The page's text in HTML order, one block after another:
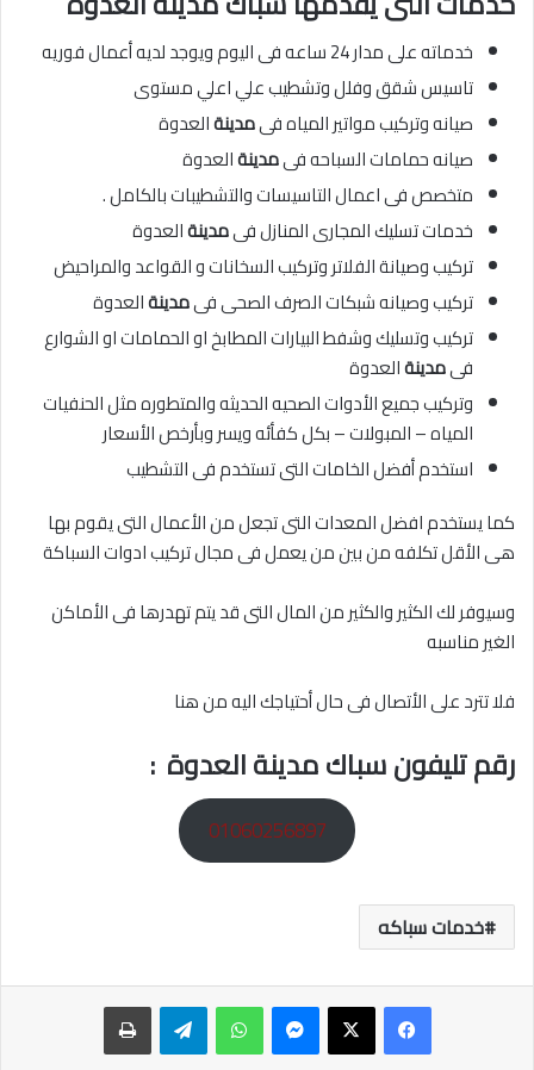
خدماته على مدار 24 ساعه فى اليوم ويوجد لديه أعمال فوريه
تاسيس شقق وفلل وتشطيب علي اعلي مستوى
صيانه وتركيب مواتير المياه فىمدينةالعدوة
صيانه حمامات السباحه فىمدينةالعدوة
متخصص فى اعمال التاسيسات والتشطيبات بالكامل .
خدمات تسليك المجارى المنازل فىمدينةالعدوة
تركيب وصيانة الفلاتر وتركيب السخانات و القواعد والمراحيض
تركيب وصيانه شبكات الصرف الصحى فىمدينةالعدوة
تركيب وتسليك وشفط البيارات المطابخ او الحمامات او الشوارع
فىمدينةالعدوة
وتركيب جميع الأدوات الصحيه الحديثه والمتطوره مثل الحنفيات
المياه – المبولات – بكل كفأئه ويسر وبأرخص الأسعار
استخدم أفضل الخامات التى تستخدم فى التشطيب
كما يستخدم افضل المعدات التى تجعل من الأعمال التى يقوم بها
هى الأقل تكلفه من بين من يعمل فى مجال تركيب ادوات السباكة
وسيوفر لك الكثير والكثير من المال التى قد يتم تهدرها فى الأماكن
الغير مناسبه
فلا تترد على الأتصال فى حال أحتياجك اليه من هنا
رقم تليفون سباك مدينة العدوة :
01060256897
خدمات سباكه
ماسنجر واتساب تيلقرام طباعة